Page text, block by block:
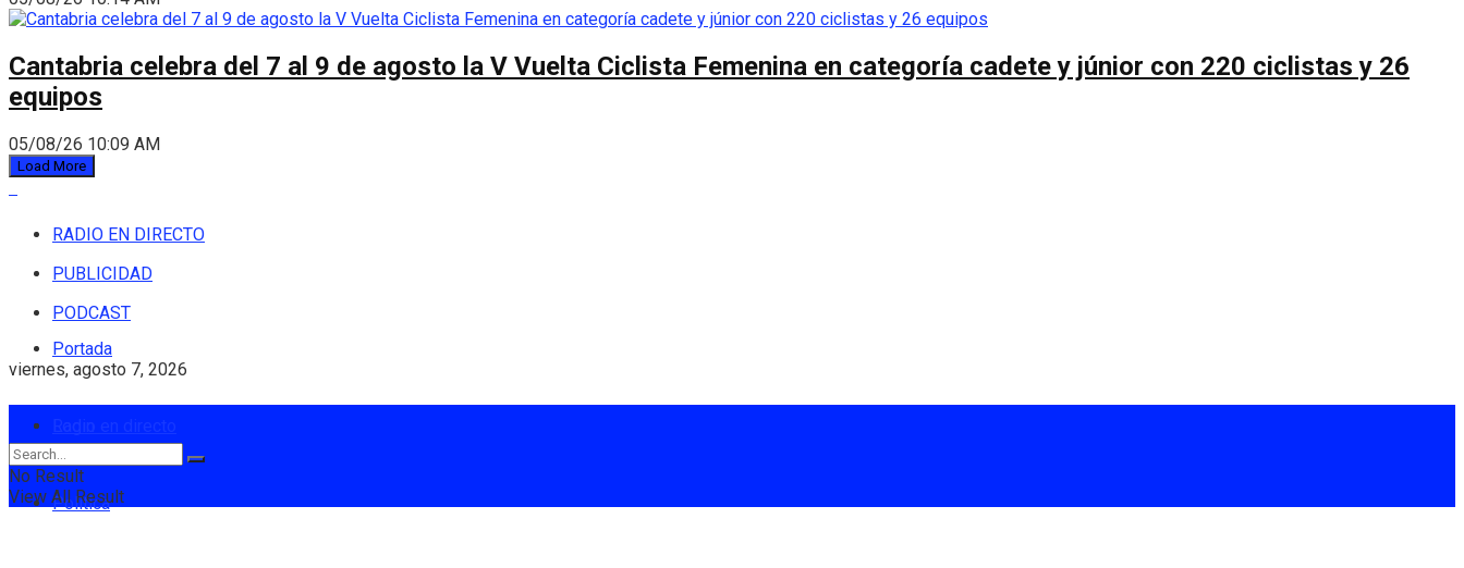
Cantabria celebra del 7 al 9 de agosto la V Vuelta Ciclista Femenina en categoría cadete y júnior con 220 ciclistas y 26
equipos
05/08/26 10:09 AM
Load More
RADIO EN DIRECTO
PUBLICIDAD
PODCAST
viernes, agosto 7, 2026
Portada
Política
No Result
View All Result